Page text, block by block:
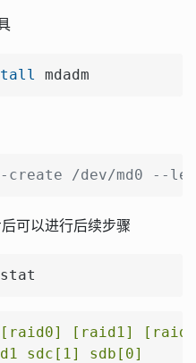
mdadm
create /dev/md0 --
可以进行后续步骤
[raid0] [raid1]
sdc[1]
sdb[0]